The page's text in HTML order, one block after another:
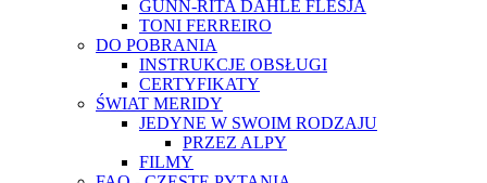
GUNN-RITA DAHLE FLESJÅ
TONI FERREIRO
DO POBRANIA
INSTRUKCJE OBSŁUGI
CERTYFIKATY
ŚWIAT MERIDY
JEDYNE W SWOIM RODZAJU
PRZEZ ALPY
FILMY